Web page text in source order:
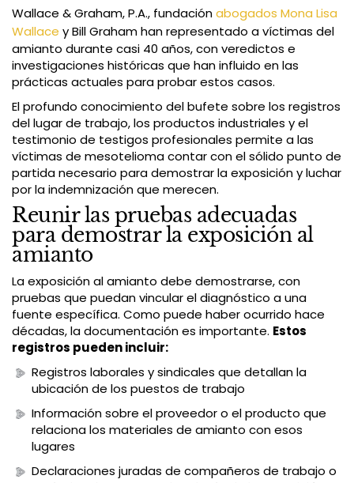
Wallace & Graham, P.A., fundaciónabogados Mona Lisa
Wallace y Bill Graham han representado a víctimas del
amianto durante casi 40 años, con veredictos e
investigaciones históricas que han influido en las
prácticas actuales para probar estos casos.
El profundo conocimiento del bufete sobre los registros
del lugar de trabajo, los productos industriales y el
testimonio de testigos profesionales permite a las
víctimas de mesotelioma contar con el sólido punto de
partida necesario para demostrar la exposición y luchar
por la indemnización que merecen.
Reunir las pruebas adecuadas
para demostrar la exposición al
amianto
La exposición al amianto debe demostrarse, con
pruebas que puedan vincular el diagnóstico a una
fuente específica. Como puede haber ocurrido hace
décadas, la documentación es importante. Estos
registros pueden incluir:
Registros laborales y sindicales que detallan la
ubicación de los puestos de trabajo
Información sobre el proveedor o el producto que
relaciona los materiales de amianto con esos
lugares
Declaraciones juradas de compañeros de trabajo o